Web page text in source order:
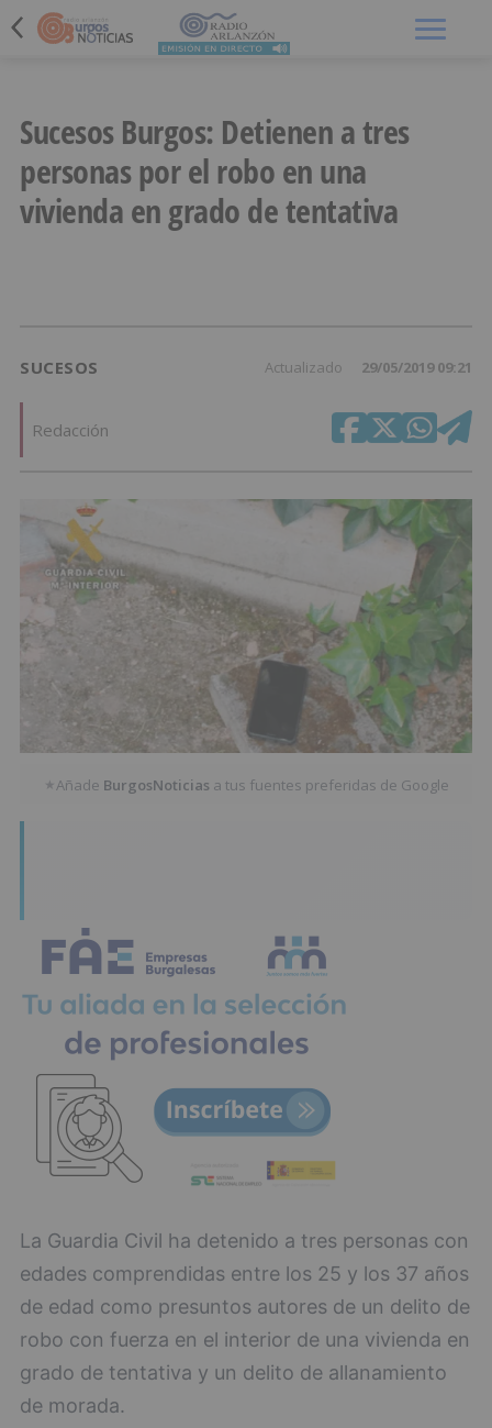
Sucesos Burgos: Detienen a tres
personas por el robo en una
vivienda en grado de tentativa
SUCESOS Actualizado 29/05/2019 09:21
Redacción
★Añade BurgosNoticias a tus fuentes preferidas de Google
La Guardia Civil ha detenido a tres personas con
edades comprendidas entre los 25 y los 37 años
de edad como presuntos autores de un delito de
robo con fuerza en el interior de una vivienda en
grado de tentativa y un delito de allanamiento
de morada.